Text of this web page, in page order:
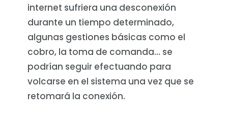
internet sufriera una desconexión
durante un tiempo determinado,
algunas gestiones básicas como el
cobro, la toma de comanda… se
podrían seguir efectuando para
volcarse en el sistema una vez que se
retomará la conexión.